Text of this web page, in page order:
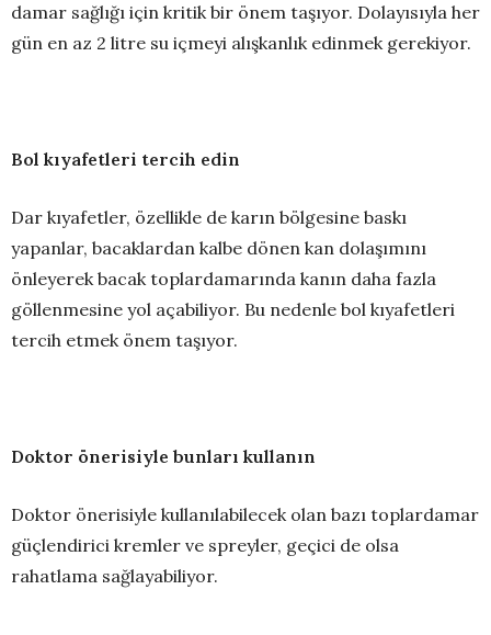
damar sağlığı için kritik bir önem taşıyor. Dolayısıyla her
gün en az 2 litre su içmeyi alışkanlık edinmek gerekiyor.
Bol kıyafetleri tercih edin
Dar kıyafetler, özellikle de karın bölgesine baskı
yapanlar, bacaklardan kalbe dönen kan dolaşımını
önleyerek bacak toplardamarında kanın daha fazla
göllenmesine yol açabiliyor. Bu nedenle bol kıyafetleri
tercih etmek önem taşıyor.
Doktor önerisiyle bunları kullanın
Doktor önerisiyle kullanılabilecek olan bazı toplardamar
güçlendirici kremler ve spreyler, geçici de olsa
rahatlama sağlayabiliyor.